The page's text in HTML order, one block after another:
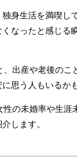
身生活を満喫し
なったと感じる
出産や老後のこ
思う人もいるか
性の未婚率や生涯
します。